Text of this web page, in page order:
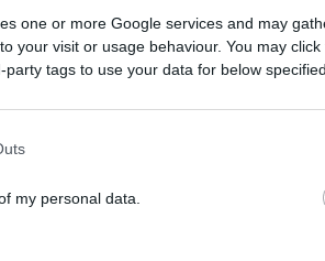
one or more Google services and may
your visit or usage behaviour. You may
tags to use your data for below
my personal data.
ψυχολογικά του, τα
Ας μην ταλαιπωρούμε
τον βρίσκω και
τις ζωές των ανθρώπων για
οι άνθρωποι περνάμε στη
ένας άνθρωπος, δεν βλάπτει ρε